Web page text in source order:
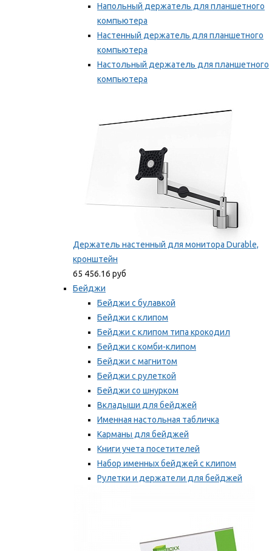
Напольный держатель для планшетного
компьютера
Настенный держатель для планшетного
компьютера
Настольный держатель для планшетного
компьютера
Держатель настенный для монитора Durable,
кронштейн
65 456.16 руб
Бейджи
Бейджи с булавкой
Бейджи с клипом
Бейджи с клипом типа крокодил
Бейджи с комби-клипом
Бейджи с магнитом
Бейджи с рулеткой
Бейджи со шнурком
Вкладыши для бейджей
Именная настольная табличка
Карманы для бейджей
Книги учета посетителей
Набор именных бейджей с клипом
Рулетки и держатели для бейджей